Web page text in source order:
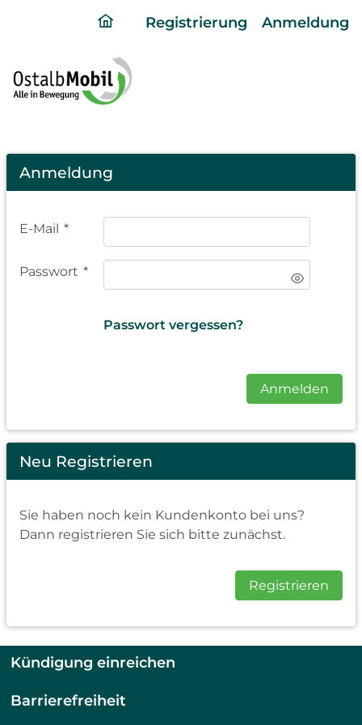
ding
page
Registrierung Anmeldung
Login
Anmeldung
E-Mail *
Passwort *
Passwort vergessen?
Anmelden
Neu Registrieren
Sie haben noch kein Kundenkonto bei uns?
Dann registrieren Sie sich bitte zunächst.
Registrieren
Kündigung einreichen
Barrierefreiheit